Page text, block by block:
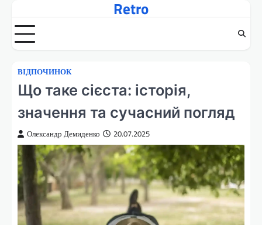
вмісту
Retro
ВІДПОЧИНОК
Що таке сієста: історія,
значення та сучасний погляд
Олександр Демиденко 20.07.2025